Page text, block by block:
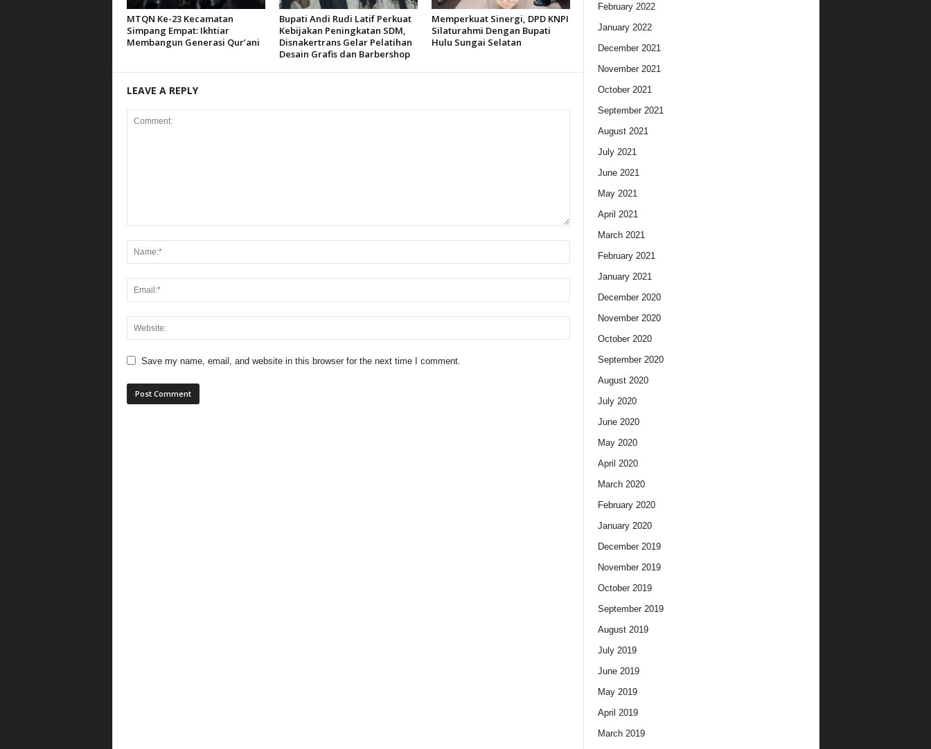
MTQN Ke-23 Kecamatan
Simpang Empat: Ikhtiar
Membangun Generasi Qur’ani
Bupati Andi Rudi Latif Perkuat
Kebijakan Peningkatan SDM,
Disnakertrans Gelar Pelatihan
Desain Grafis dan Barbershop
Memperkuat Sinergi, DPD KNPI
Silaturahmi Dengan Bupati
Hulu Sungai Selatan
LEAVE A REPLY
Save my name, email, and website in this browser for the next time I comment.
February 2022
January 2022
December 2021
November 2021
October 2021
September 2021
August 2021
July 2021
June 2021
May 2021
April 2021
March 2021
February 2021
January 2021
December 2020
November 2020
October 2020
September 2020
August 2020
July 2020
June 2020
May 2020
April 2020
March 2020
February 2020
January 2020
December 2019
November 2019
October 2019
September 2019
August 2019
July 2019
June 2019
May 2019
April 2019
March 2019